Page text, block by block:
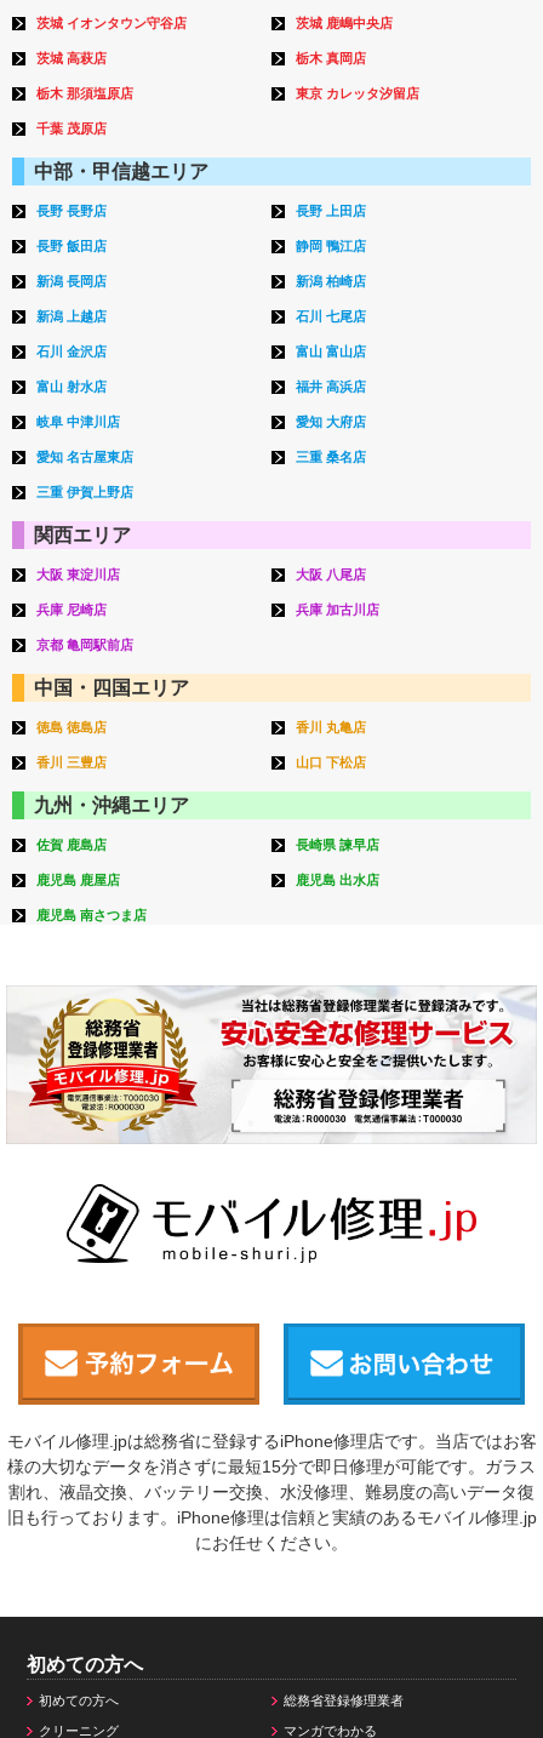
茨城 イオンタウン守谷店 茨城 鹿嶋中央店
茨城 高萩店 栃木 真岡店
栃木 那須塩原店 東京 カレッタ汐留店
千葉 茂原店
中部・甲信越エリア
長野 長野店 長野 上田店
長野 飯田店 静岡 鴨江店
新潟 長岡店 新潟 柏崎店
新潟 上越店 石川 七尾店
石川 金沢店 富山 富山店
富山 射水店 福井 高浜店
岐阜 中津川店 愛知 大府店
愛知 名古屋東店 三重 桑名店
三重 伊賀上野店
関西エリア
大阪 東淀川店 大阪 八尾店
兵庫 尼崎店 兵庫 加古川店
京都 亀岡駅前店
中国・四国エリア
徳島 徳島店 香川 丸亀店
香川 三豊店 山口 下松店
九州・沖縄エリア
佐賀 鹿島店 長崎県 諫早店
鹿児島 鹿屋店 鹿児島 出水店
鹿児島 南さつま店
モバイル修理.jpは総務省に登録するiPhone修理店です。当店ではお客
様の大切なデータを消さずに最短15分で即日修理が可能です。ガラス
割れ、液晶交換、バッテリー交換、水没修理、難易度の高いデータ復
旧も行っております。iPhone修理は信頼と実績のあるモバイル修理.jp
にお任せください。
初めての方へ
初めての方へ 総務省登録修理業者
クリーニング マンガでわかる